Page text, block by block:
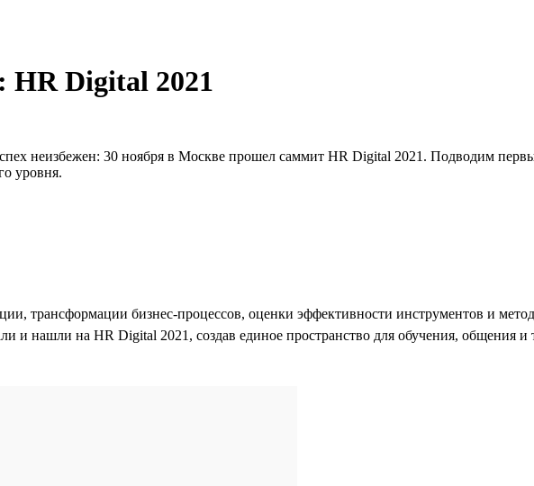
HR Digital 2021
неизбежен: 30 ноября в Москве прошел саммит HR Digital 2021. Подводим
уровня.
трансформации бизнес-процессов, оценки эффективности инструментов и
и нашли на HR Digital 2021, создав единое пространство для обучения, общения